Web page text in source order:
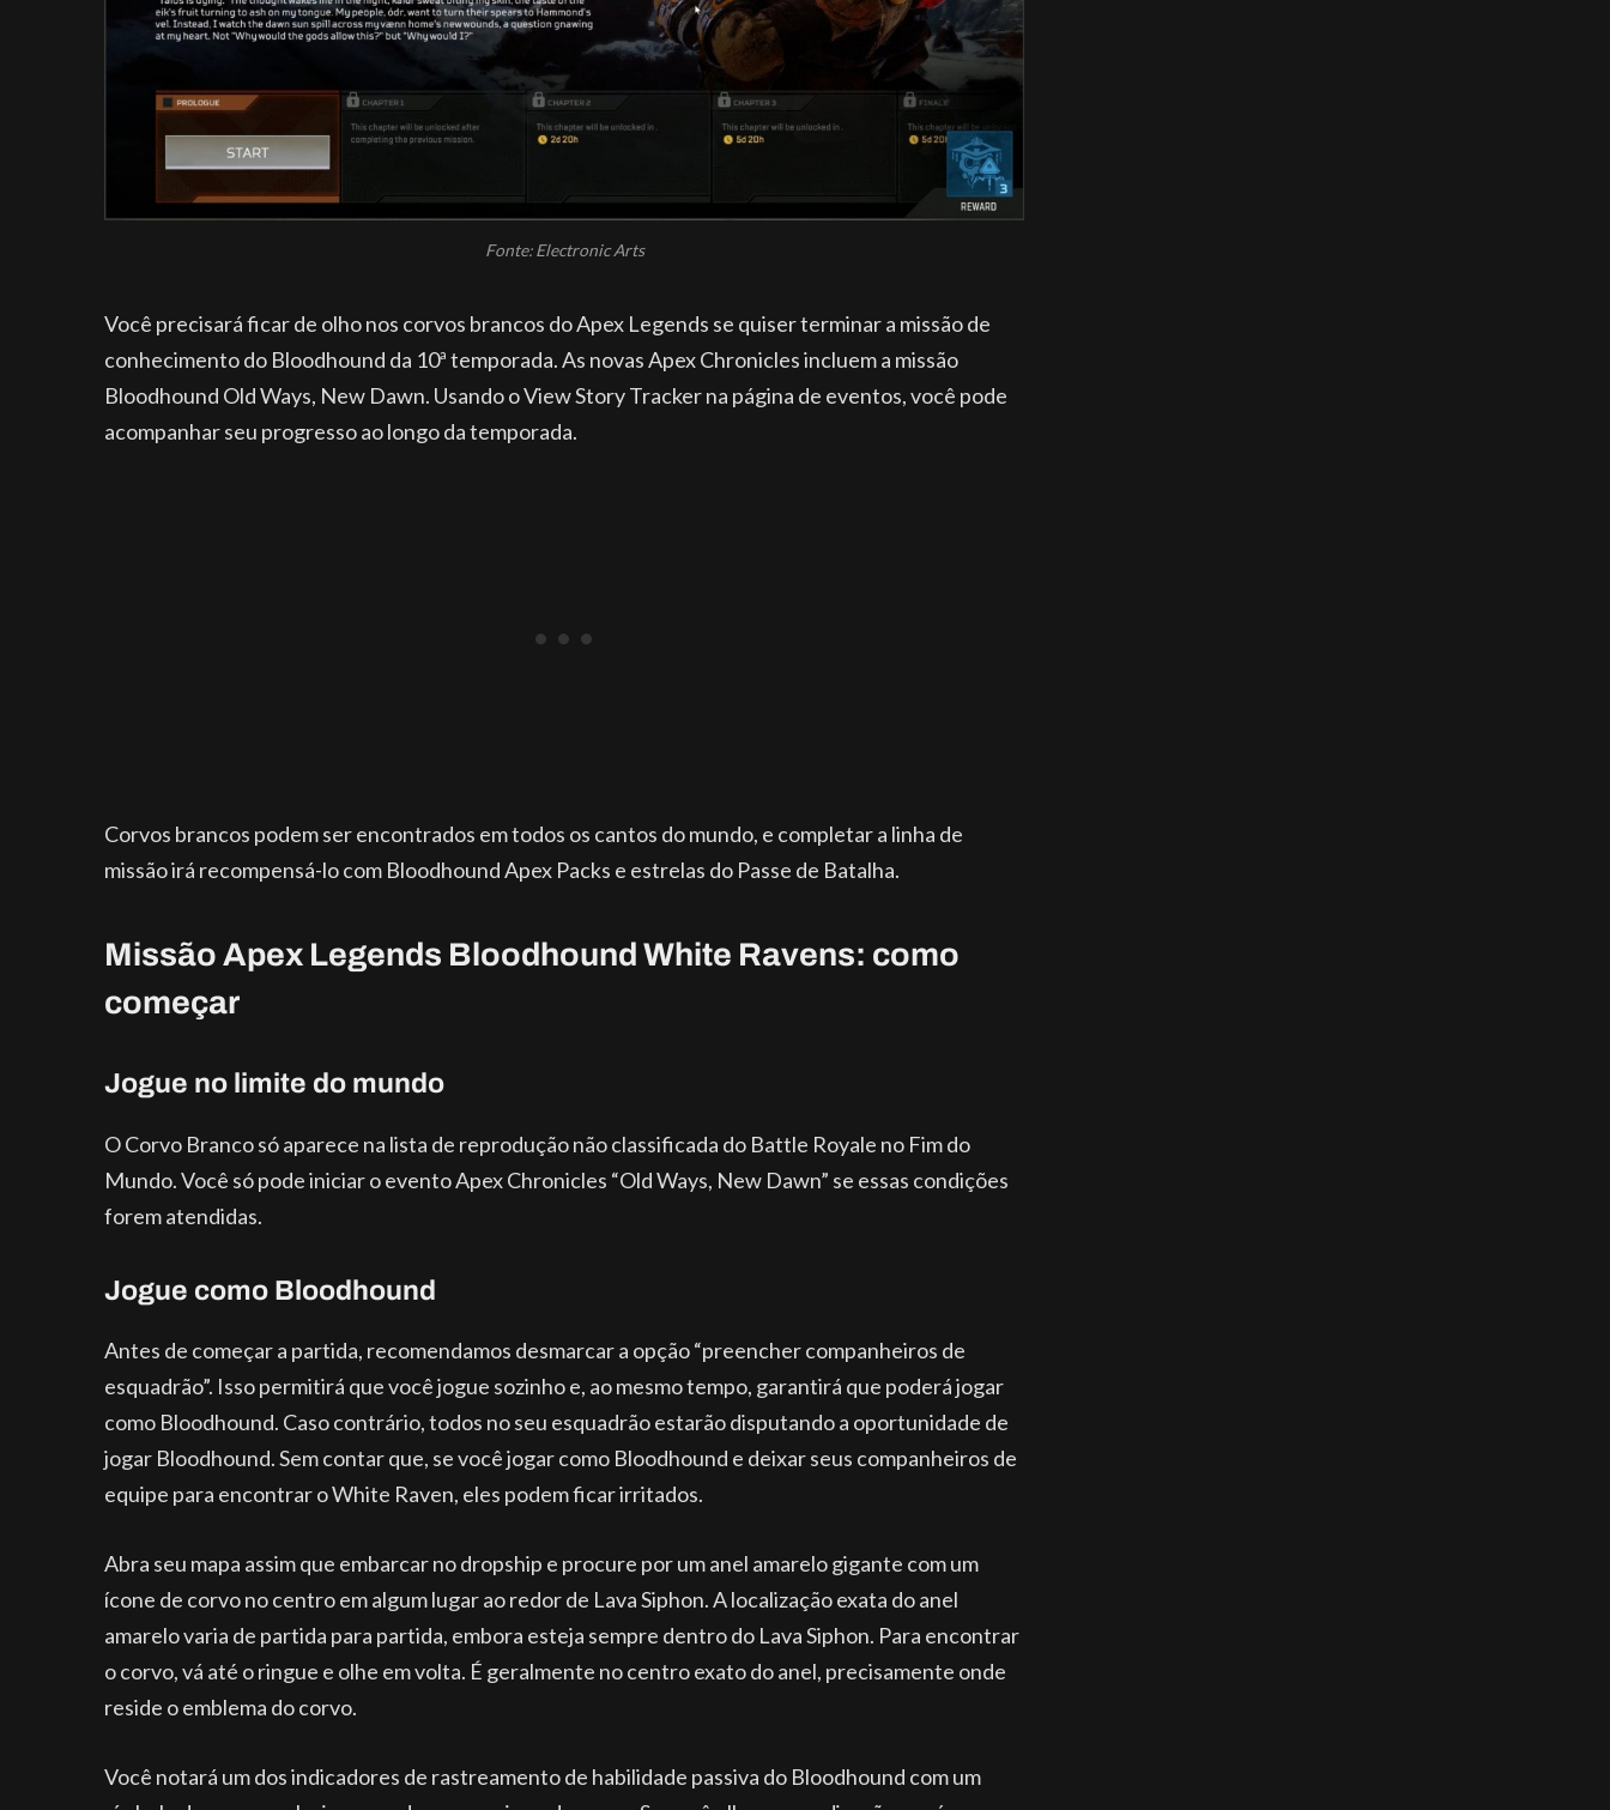
Fonte: Electronic Arts
Você precisará ficar de olho nos corvos brancos do Apex Legends se quiser terminar a missão de
conhecimento do Bloodhound da 10ª temporada. As novas Apex Chronicles incluem a missão
Bloodhound Old Ways, New Dawn. Usando o View Story Tracker na página de eventos, você pode
acompanhar seu progresso ao longo da temporada.
Corvos brancos podem ser encontrados em todos os cantos do mundo, e completar a linha de
missão irá recompensá-lo com Bloodhound Apex Packs e estrelas do Passe de Batalha.
Missão Apex Legends Bloodhound White Ravens: como
começar
Jogue no limite do mundo
O Corvo Branco só aparece na lista de reprodução não classificada do Battle Royale no Fim do
Mundo. Você só pode iniciar o evento Apex Chronicles “Old Ways, New Dawn” se essas condições
forem atendidas.
Jogue como Bloodhound
Antes de começar a partida, recomendamos desmarcar a opção “preencher companheiros de
esquadrão”. Isso permitirá que você jogue sozinho e, ao mesmo tempo, garantirá que poderá jogar
como Bloodhound. Caso contrário, todos no seu esquadrão estarão disputando a oportunidade de
jogar Bloodhound. Sem contar que, se você jogar como Bloodhound e deixar seus companheiros de
equipe para encontrar o White Raven, eles podem ficar irritados.
Abra seu mapa assim que embarcar no dropship e procure por um anel amarelo gigante com um
ícone de corvo no centro em algum lugar ao redor de Lava Siphon. A localização exata do anel
amarelo varia de partida para partida, embora esteja sempre dentro do Lava Siphon. Para encontrar
o corvo, vá até o ringue e olhe em volta. É geralmente no centro exato do anel, precisamente onde
reside o emblema do corvo.
Você notará um dos indicadores de rastreamento de habilidade passiva do Bloodhound com um